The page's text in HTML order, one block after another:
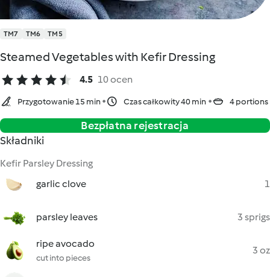
TM7 TM6 TM5
Steamed Vegetables with Kefir Dressing
4.5 10 ocen
Przygotowanie 15 min Czas całkowity 40 min 4 portions
Bezpłatna rejestracja
Składniki
Kefir Parsley Dressing
garlic clove
1
parsley leaves 3 sprigs
ripe avocado
cut into pieces
3 oz